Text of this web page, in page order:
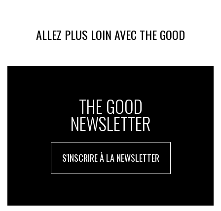
ALLEZ PLUS LOIN AVEC THE GOOD
THE GOOD
NEWSLETTER
S'INSCRIRE À LA NEWSLETTER